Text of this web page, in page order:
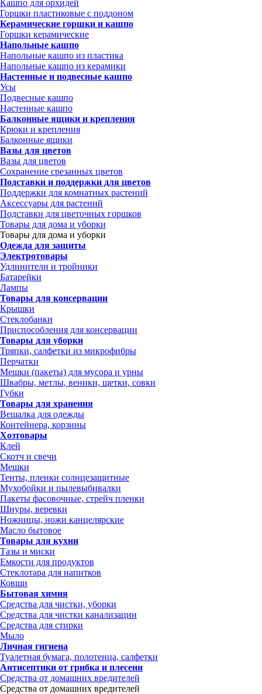
Кашпо для орхидей
Горшки пластиковые с поддоном
Керамические горшки и кашпо
Горшки керамические
Напольные кашпо
Напольные кашпо из пластика
Напольные кашпо из керамики
Настенные и подвесные кашпо
Усы
Подвесные кашпо
Настенные кашпо
Балконные ящики и крепления
Крюки и крепления
Балконные ящики
Вазы для цветов
Вазы для цветов
Сохранение срезанных цветов
Подставки и поддержки для цветов
Поддержки для комнатных растений
Аксессуары для растений
Подставки для цветочных горшков
Товары для дома и уборки
Товары для дома и уборки
Одежда для защиты
Электротовары
Удлинители и тройники
Батарейки
Лампы
Товары для консервации
Крышки
Стеклобанки
Приспособления для консервации
Товары для уборки
Тряпки, салфетки из микрофибры
Перчатки
Мешки (пакеты) для мусора и урны
Швабры, метлы, веники, щетки, совки
Губки
Товары для хранения
Вешалка для одежды
Контейнера, корзины
Хозтовары
Клей
Скотч и свечи
Мешки
Тенты, пленки солнцезащитные
Мухобойки и пылевыбивалки
Пакеты фасовочные, стрейч пленки
Шнуры, веревки
Ножницы, ножи канцелярские
Масло бытовое
Товары для кухни
Тазы и миски
Емкости для продуктов
Стеклотара для напитков
Ковши
Бытовая химия
Средства для чистки, уборки
Средства для чистки канализации
Средства для стирки
Мыло
Личная гигиена
Туалетная бумага, полотенца, салфетки
Антисептики от грибка и плесени
Средства от домашних вредителей
Средства от домашних вредителей